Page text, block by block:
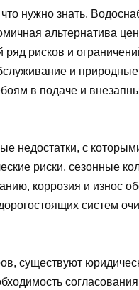
нужно знать.
альтернатива
рисков и
и
в подаче и
недостатки, с
риски, сезонные
коррозия и износ
систем
существуют